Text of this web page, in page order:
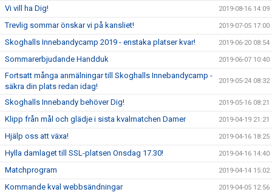
Vi vill ha Dig! 2019-08-16 14:09
Trevlig sommar önskar vi på kansliet! 2019-07-05 17:00
Skoghalls Innebandycamp 2019 - enstaka platser kvar! 2019-06-20 08:54
Sommarerbjudande Handduk 2019-06-07 10:40
Fortsatt många anmälningar till Skoghalls Innebandycamp -
säkra din plats redan idag!
2019-05-24 08:32
Skoghalls Innebandy behöver Dig! 2019-05-16 08:21
Klipp från mål och glädje i sista kvalmatchen Damer 2019-04-19 21:21
Hjälp oss att växa! 2019-04-16 18:25
Hylla damlaget till SSL-platsen Onsdag 17.30! 2019-04-16 14:40
Matchprogram 2019-04-14 15:02
Kommande kval webbsändningar 2019-04-05 12:56